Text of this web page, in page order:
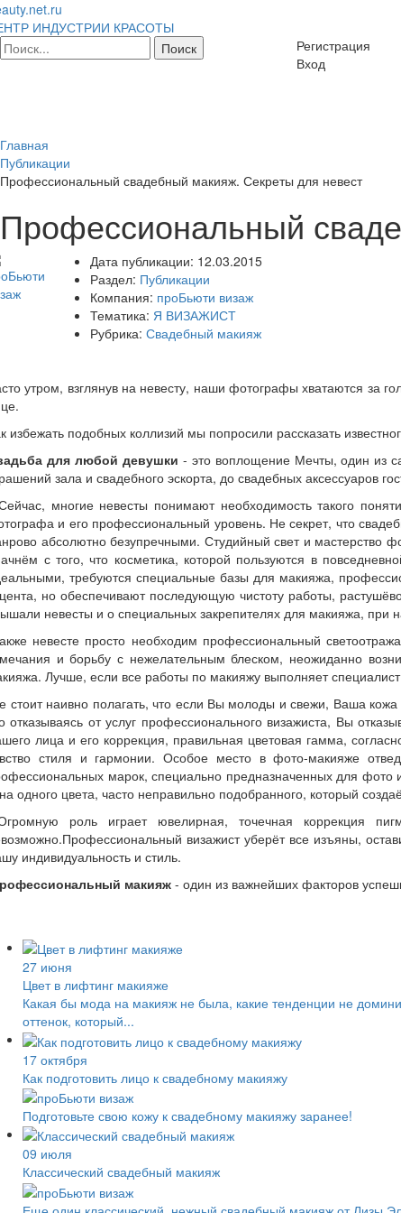
ИНДУСТРИИ КРАСОТЫ
Регистрация
Вход
Главная
Публикации
Профессиональный свадебный макияж. Секреты для невест
Профессиональный
Дата публикации: 12.03.2015
Раздел: Публикации
Компания: проБьюти визаж
Тематика: Я ВИЗАЖИСТ
Рубрика: Свадебный макияж
утром, взглянув на невесту, наши фотографы хватаются за
избежать подобных коллизий мы попросили рассказать
для любой девушки - это воплощение Мечты, один из
зала и свадебного эскорта, до свадебных аксессуаров
многие невесты понимают необходимость такого
и его профессиональный уровень. Не секрет, что
абсолютно безупречными. Студийный свет и мастерство
с того, что косметика, которой пользуются в
требуются специальные базы для макияжа,
но обеспечивают последующую чистоту работы,
невесты и о специальных закрепителях для макияжа, при
невесте просто необходим профессиональный
и борьбу с нежелательным блеском, неожиданно
Лучше, если все работы по макияжу выполняет
стоит наивно полагать, что если Вы молоды и свежи, Ваша
отказываясь от услуг профессионального визажиста, Вы
лица и его коррекция, правильная цветовая гамма,
стиля и гармонии. Особое место в фото-макияже
марок, специально предназначенных для фото
одного цвета, часто неправильно подобранного, который
роль играет ювелирная, точечная коррекция
визажист уберёт все изъяны,
индивидуальность и стиль.
макияж - один из важнейших факторов
27 июня
Цвет в лифтинг макияже
Какая бы мода на макияж не была, какие тенденции не
оттенок, который...
17 октября
Как подготовить лицо к свадебному макияжу
Подготовьте свою кожу к свадебному макияжу заранее!
09 июля
Классический свадебный макияж